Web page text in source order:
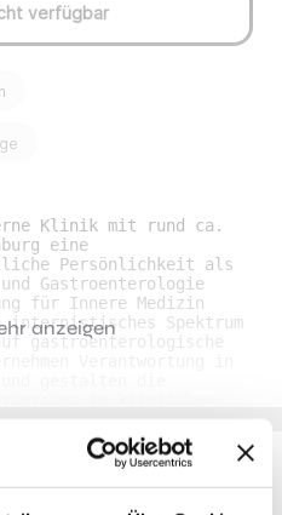
verfügbar
Klinik mit rund ca.
eine
Persönlichkeit als
Gastroenterologie
für Innere Medizin
Spektrum
gastroenterologische
Moderne Ausstattung:
ausgestatteten
für
anzeigen